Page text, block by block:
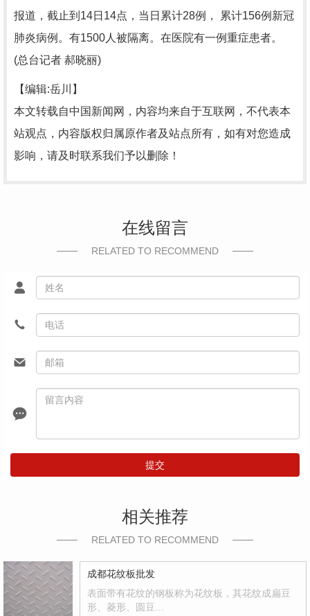
报道，截止到14日14点，当日累计28例， 累计156例新冠
肺炎病例。有1500人被隔离。在医院有一例重症患者。
(总台记者 郝晓丽)
【编辑:岳川】
本文转载自中国新闻网，内容均来自于互联网，不代表本
站观点，内容版权归属原作者及站点所有，如有对您造成
影响，请及时联系我们予以删除！
在线留言
RELATED TO RECOMMEND
提交
相关推荐
RELATED TO RECOMMEND
成都花纹板批发
表面带有花纹的钢板称为花纹板，其花纹成扁豆
形、菱形、圆豆…